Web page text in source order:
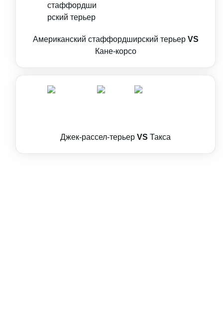
Американский стаффордширский терьер VS
Кане-корсо
Джек-рассел-терьер VS Такса